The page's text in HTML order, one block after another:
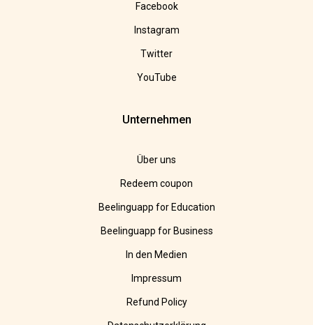
Facebook
Instagram
Twitter
YouTube
Unternehmen
Über uns
Redeem coupon
Beelinguapp for Education
Beelinguapp for Business
In den Medien
Impressum
Refund Policy